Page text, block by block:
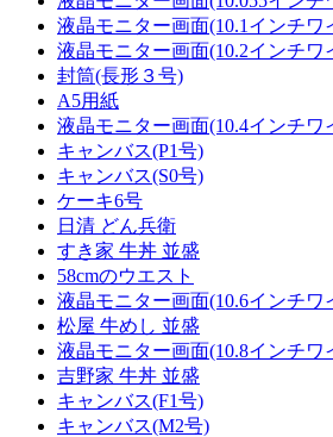
液晶モニター画面(10.1インチワ
液晶モニター画面(10.2インチワ
封筒(長形３号)
A5用紙
液晶モニター画面(10.4インチワ
キャンバス(P1号)
キャンバス(S0号)
ケーキ6号
日清 どん兵衛
すき家 牛丼 並盛
58cmのウエスト
液晶モニター画面(10.6インチワ
松屋 牛めし 並盛
液晶モニター画面(10.8インチワ
吉野家 牛丼 並盛
キャンバス(F1号)
キャンバス(M2号)